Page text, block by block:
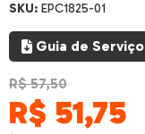
SKU: EPC1825-01
Guia de
R$ 57,50
R$ 51,75